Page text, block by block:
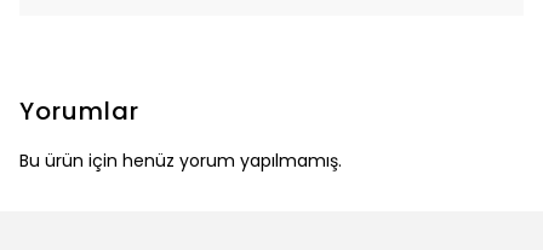
Yorumlar
Bu ürün için henüz yorum yapılmamış.